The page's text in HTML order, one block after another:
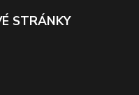
STRÁNKY